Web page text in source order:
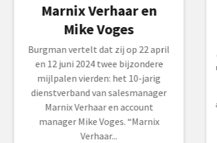
Marnix Verhaar en
Mike Voges
Burgman vertelt dat zij op 22 april
en 12 juni 2024 twee bijzondere
mijlpalen vierden: het 10-jarig
dienstverband van salesmanager
Marnix Verhaar en account
manager Mike Voges. “Marnix
Verhaar...